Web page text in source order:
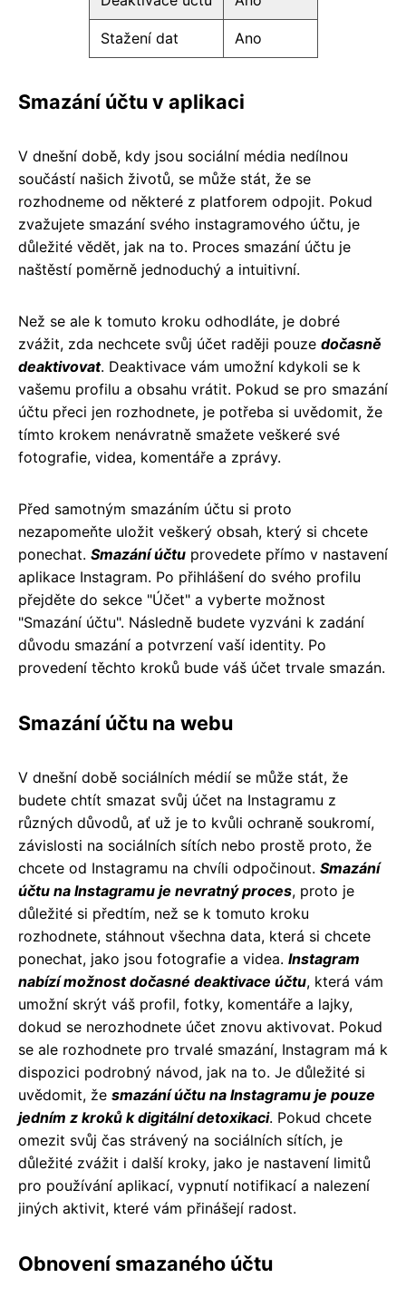
Stažení dat Ano
Smazání účtu v aplikaci
V dnešní době, kdy jsou sociální média nedílnou
součástí našich životů, se může stát, že se
rozhodneme od některé z platforem odpojit. Pokud
zvažujete smazání svého instagramového účtu, je
důležité vědět, jak na to. Proces smazání účtu je
naštěstí poměrně jednoduchý a intuitivní.
Než se ale k tomuto kroku odhodláte, je dobré
zvážit, zda nechcete svůj účet raději pouze dočasně
deaktivovat. Deaktivace vám umožní kdykoli se k
vašemu profilu a obsahu vrátit. Pokud se pro smazání
účtu přeci jen rozhodnete, je potřeba si uvědomit, že
tímto krokem nenávratně smažete veškeré své
fotografie, videa, komentáře a zprávy.
Před samotným smazáním účtu si proto
nezapomeňte uložit veškerý obsah, který si chcete
ponechat. Smazání účtu provedete přímo v nastavení
aplikace Instagram. Po přihlášení do svého profilu
přejděte do sekce "Účet" a vyberte možnost
"Smazání účtu". Následně budete vyzváni k zadání
důvodu smazání a potvrzení vaší identity. Po
provedení těchto kroků bude váš účet trvale smazán.
Smazání účtu na webu
V dnešní době sociálních médií se může stát, že
budete chtít smazat svůj účet na Instagramu z
různých důvodů, ať už je to kvůli ochraně soukromí,
závislosti na sociálních sítích nebo prostě proto, že
chcete od Instagramu na chvíli odpočinout. Smazání
účtu na Instagramu je nevratný proces, proto je
důležité si předtím, než se k tomuto kroku
rozhodnete, stáhnout všechna data, která si chcete
ponechat, jako jsou fotografie a videa. Instagram
nabízí možnost dočasné deaktivace účtu, která vám
umožní skrýt váš profil, fotky, komentáře a lajky,
dokud se nerozhodnete účet znovu aktivovat. Pokud
se ale rozhodnete pro trvalé smazání, Instagram má k
dispozici podrobný návod, jak na to. Je důležité si
uvědomit, že smazání účtu na Instagramu je pouze
jedním z kroků k digitální detoxikaci. Pokud chcete
omezit svůj čas strávený na sociálních sítích, je
důležité zvážit i další kroky, jako je nastavení limitů
pro používání aplikací, vypnutí notifikací a nalezení
jiných aktivit, které vám přinášejí radost.
Obnovení smazaného účtu